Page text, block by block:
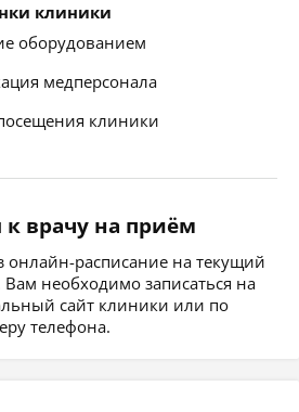
клиники
оборудованием
медперсонала
клиники
к врачу на приём
онлайн-расписание на текущий
необходимо записаться на
сайт клиники или по
телефона.